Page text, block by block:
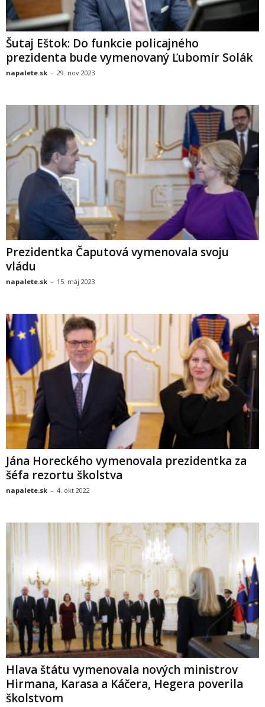
Šutaj Eštok: Do funkcie policajného
prezidenta bude vymenovaný Ľubomír Solák
napalete.sk - 29. nov 2023
Prezidentka Čaputová vymenovala svoju
vládu
napalete.sk - 15. máj 2023
Jána Horeckého vymenovala prezidentka za
šéfa rezortu školstva
napalete.sk - 4. okt 2022
Hlava štátu vymenovala nových ministrov
Hirmana, Karasa a Káčera, Hegera poverila
školstvom